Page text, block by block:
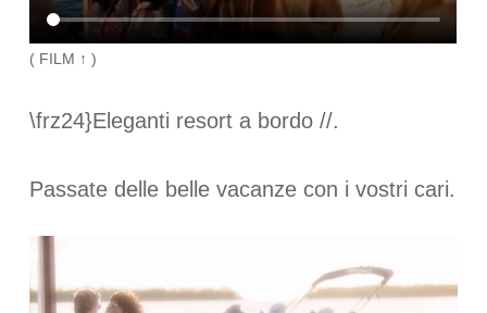
( FILM ↑ )
\frz24}Eleganti resort a bordo //.
Passate delle belle vacanze con i vostri cari.